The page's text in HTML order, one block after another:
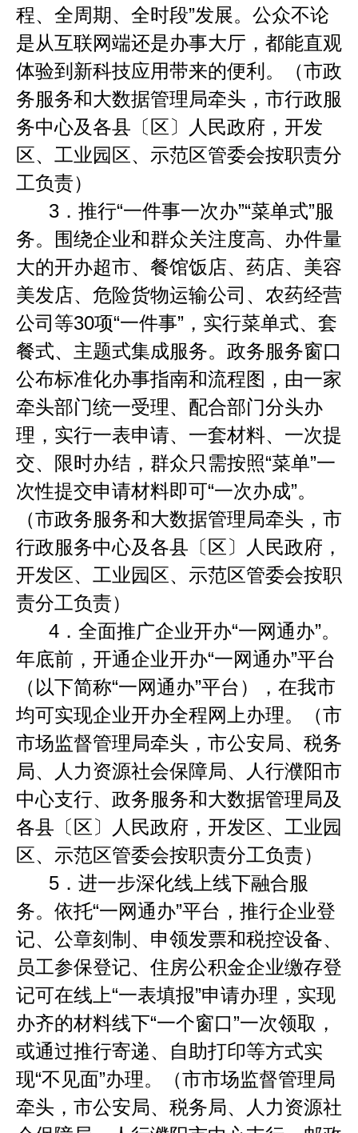
程、全周期、全时段”发展。公众不论
是从互联网端还是办事大厅，都能直观
体验到新科技应用带来的便利。（市政
务服务和大数据管理局牵头，市行政服
务中心及各县〔区〕人民政府，开发
区、工业园区、示范区管委会按职责分
工负责）
3． 推行“一件事一次办”“菜单式”服
务。围绕企业和群众关注度高、办件量
大的开办超市、餐馆饭店、药店、美容
美发店、危险货物运输公司、农药经营
公司等30项“一件事” ，实行菜单式、套
餐式、主题式集成服务。政务服务窗口
公布标准化办事指南和流程图，由一家
牵头部门统一受理、配合部门分头办
理，实行一表申请、一套材料、一次提
交、限时办结，群众只需按照“菜单”一
次性提交申请材料即可“一次办成”。
（市政务服务和大数据管理局牵头，市
行政服务中心及各县〔区〕人民政府，
开发区、工业园区、示范区管委会按职
责分工负责）
4． 全面推广企业开办“一网通办”。
年底前，开通企业开办“一网通办”平台
（以下简称“一网通办”平台），在我市
均可实现企业开办全程网上办理。（市
市场监督管理局牵头，市公安局、税务
局、人力资源社会保障局、人行濮阳市
中心支行、政务服务和大数据管理局及
各县〔区〕人民政府，开发区、工业园
区、示范区管委会按职责分工负责）
5． 进一步深化线上线下融合服
务。依托“一网通办”平台，推行企业登
记、公章刻制、申领发票和税控设备、
员工参保登记、住房公积金企业缴存登
记可在线上“一表填报”申请办理，实现
办齐的材料线下“一个窗口”一次领取，
或通过推行寄递、自助打印等方式实
现“不见面”办理。（市市场监督管理局
牵头，市公安局、税务局、人力资源社